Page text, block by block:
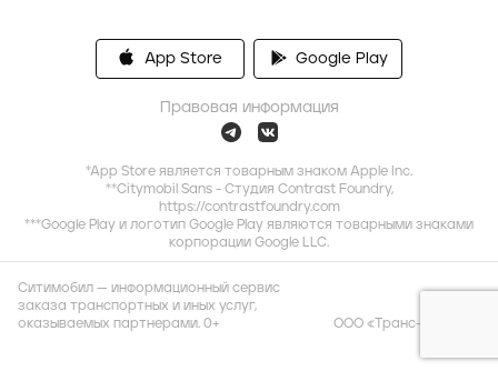
App Store Google Play
Правовая информация
*App Store является товарным знаком Apple Inc.
**Citymobil Sans - Студия Contrast Foundry,
https://contrastfoundry.com
***Google Play и логотип Google Play являются товарными знаками
корпорации Google LLC.
Ситимобил — информационный сервис
заказа транспортных и иных услуг,
оказываемых партнерами. 0+
ООО «Транс-Миссия»